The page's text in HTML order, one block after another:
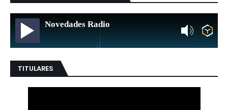
Novedades Radio
TITULARES